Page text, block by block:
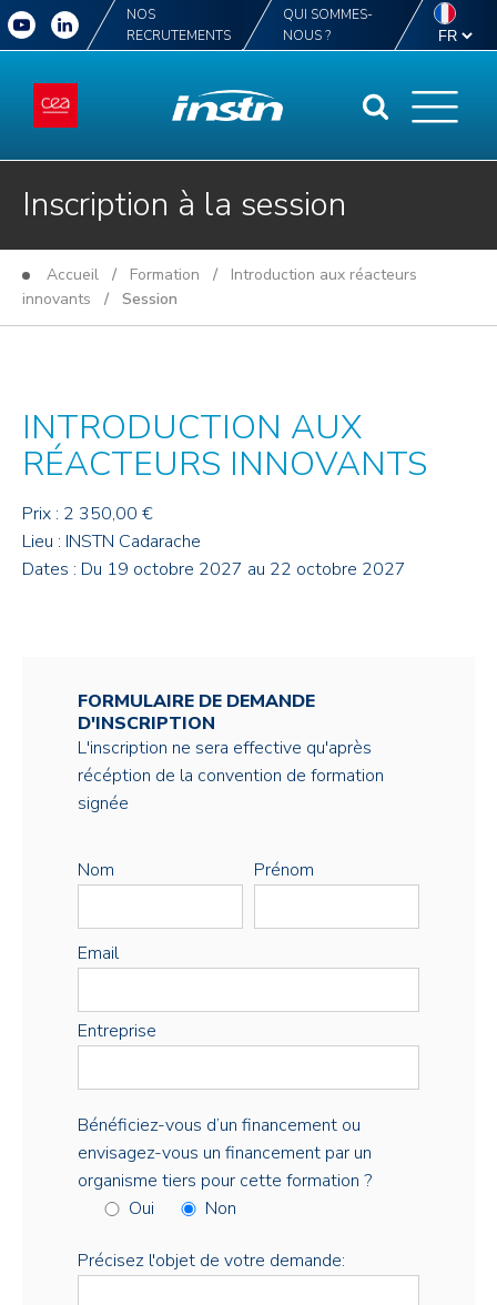
NOS
RECRUTEMENTS
QUI SOMMES-
NOUS ?
Inscription à la session
Accueil / Formation / Introduction aux réacteurs
innovants / Session
INTRODUCTION AUX
RÉACTEURS INNOVANTS
Prix : 2 350,00 €
Lieu : INSTN Cadarache
Dates : Du 19 octobre 2027 au 22 octobre 2027
FORMULAIRE DE DEMANDE
D'INSCRIPTION
L'inscription ne sera effective qu'après
récéption de la convention de formation
signée
Nom Prénom
Email
Entreprise
Bénéficiez-vous d’un financement ou
envisagez-vous un financement par un
organisme tiers pour cette formation ?
Oui
Non
Précisez l'objet de votre demande: